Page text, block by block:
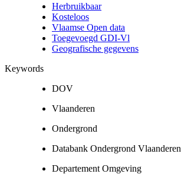
Herbruikbaar
Kosteloos
Vlaamse Open data
Toegevoegd GDI-Vl
Geografische gegevens
Keywords
DOV
Vlaanderen
Ondergrond
Databank Ondergrond Vlaanderen
Departement Omgeving